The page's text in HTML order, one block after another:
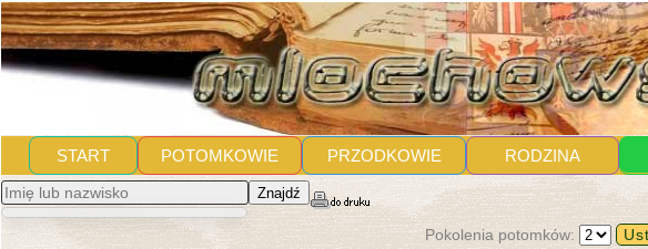
START POTOMKOWIE PRZODKOWIE RODZINA
Znajdź
Pokolenia potomków: